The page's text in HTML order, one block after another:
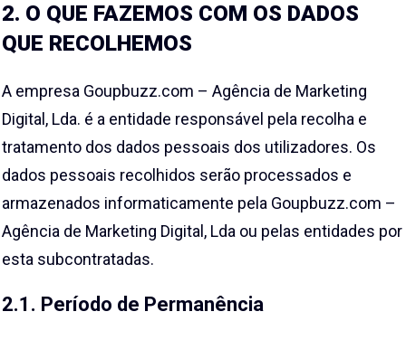
2. O QUE FAZEMOS COM OS DADOS
QUE RECOLHEMOS
A empresa Goupbuzz.com – Agência de Marketing
Digital, Lda. é a entidade responsável pela recolha e
tratamento dos dados pessoais dos utilizadores. Os
dados pessoais recolhidos serão processados e
armazenados informaticamente pela Goupbuzz.com –
Agência de Marketing Digital, Lda ou pelas entidades por
esta subcontratadas.
2.1. Período de Permanência